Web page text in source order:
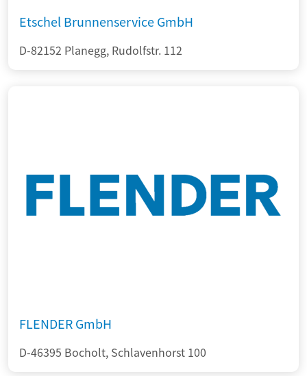
Etschel Brunnenservice GmbH
D-82152 Planegg, Rudolfstr. 112
FLENDER GmbH
D-46395 Bocholt, Schlavenhorst 100